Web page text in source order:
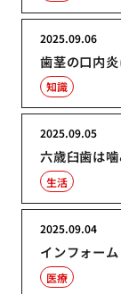
歯茎の口内
2025.09.06
知識
六歳臼歯は
2025.09.05
生活
インフォー
2025.09.04
医療